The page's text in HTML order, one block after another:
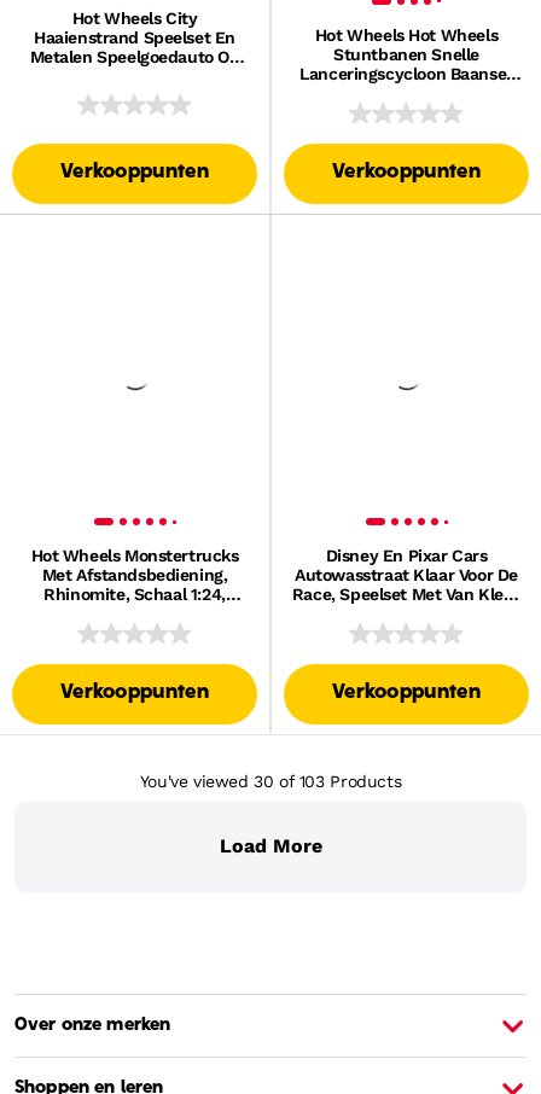
Hot Wheels City
Haaienstrand Speelset En
Metalen Speelgoedauto Op
Winstmoment
Verkooppunten
Hot Wheels Hot Wheels
Stuntbanen Snelle
Lanceringscycloon Baanset
Op Een Schaal Van 1:64
Verkooppunten
Hot Wheels Monstertrucks
Met Afstandsbediening,
Rhinomite, Schaal 1:24,
Afstandsbediening Op
Verkooppunten
Disney En Pixar Cars
Autowasstraat Klaar Voor De
Race, Speelset Met Van Kleur
Mcqueen
Verkooppunten
You've viewed 30of 103Products
Load More
Over onze merken
Shoppen en leren